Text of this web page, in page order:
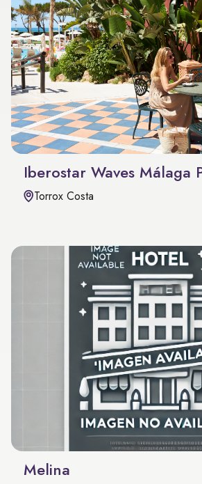
Iberostar Waves Málaga
Torrox Costa
Melina